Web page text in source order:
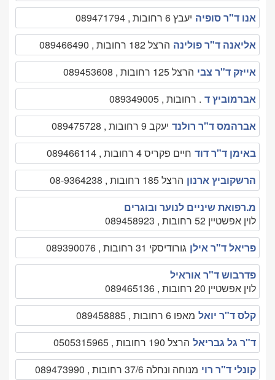
אנו ד"ר סופיה יעבץ 6 רחובות , 089471794
אליאנה ד"ר פולינה הרצל 182 רחובות , 089466490
אייזק ד"ר צבי הרצל 125 רחובות , 089453608
אברמוביץ ד . רחובות , 089349005
אברהמס ד"ר רולנד יעקב 9 רחובות , 089475728
באימן ד"ר דוד חיים פקריס 4 רחובות , 089466114
הרשקוביץ ארנון הרצל 185 רחובות , 08-9364238
מ.רפואת שיניים לנוער ובוגרים
לוין אפשטיין 52 רחובות , 089458923
פריאל ד"ר אילן גורודיסקי 31 רחובות , 089390076
פדרבוש ד"ר אוראיל
לוין אפשטיין 20 רחובות , 089465136
קלס ד"ר יואל מאפו 6 רחובות , 089458885
ד"ר גל גבריאל הרצל 190 רחובות , 0505315965
קונלי ד"ר רוי מנוחה ונחלה 37/6 רחובות , 089473990